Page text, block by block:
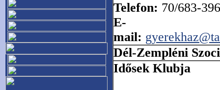
Telefon: 70/683-
E-
mail:
Dél-Zempléni
Idősek Klubja